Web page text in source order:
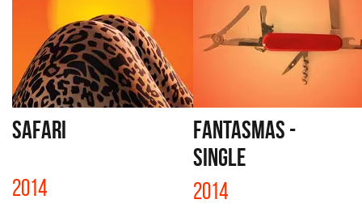
SAFARI
2014
FANTASMAS -
SINGLE
2014